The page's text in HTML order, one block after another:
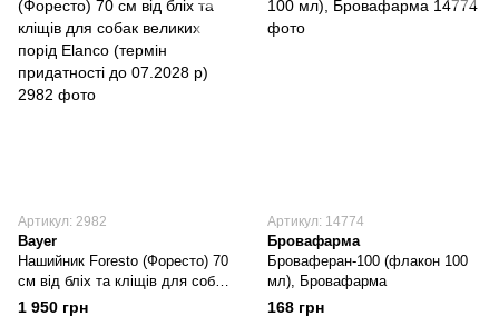
Артикул: 2982
Bayer
Нашийник Foresto (Форесто) 70
см від бліх та кліщів для собак
великих порід Elanco (термін
1 950 грн
Артикул: 14774
Бровафарма
Броваферан-100 (флакон 100
мл), Бровафарма
168 грн